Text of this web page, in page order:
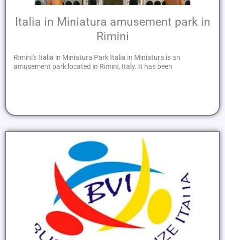
Italia in Miniatura amusement park in
Rimini
Rimini's Italia in Miniatura Park Italia in Miniatura is an
amusement park located in Rimini, Italy. It has been